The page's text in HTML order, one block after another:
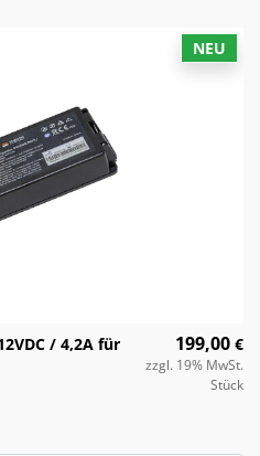
NEU
/ 4,2A für
199,00 €
zzgl. 19% MwSt.
Stück